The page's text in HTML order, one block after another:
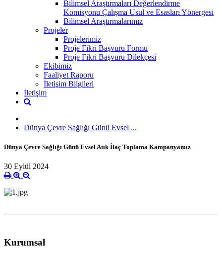
Bilimsel Araştırmaları Değerlendirme
Komisyonu Çalışma Usul ve Esasları Yönergesi
Bilimsel Araştırmalarımız
Projeler
Projelerimiz
Proje Fikri Başvuru Formu
Proje Fikri Başvuru Dilekçesi
Ekibimiz
Faaliyet Raporu
İletişim Bilgileri
İletişim
Dünya Çevre Sağlığı Günü Evsel ...
Dünya Çevre Sağlığı Günü Evsel Atık İlaç Toplama Kampanyamız
30 Eylül 2024
Kurumsal